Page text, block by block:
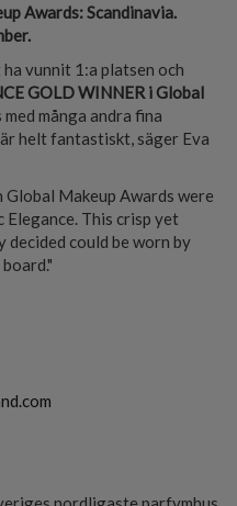
Awards: Scandinavia.
vunnit 1:a platsen och
GOLD WINNER i Global
många andra fina
helt fantastiskt, säger Eva
Global Makeup Awards were
This crisp yet
decided could be worn by